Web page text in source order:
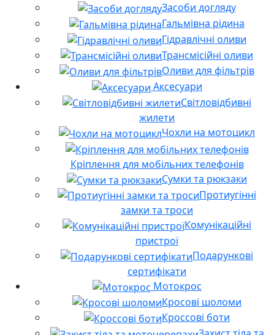
Засоби догляду
Гальмівна рідина
Гідравлічні оливи
Трансмісійні оливи
Оливи для фільтрів
Аксесуари
Світловідбивні
жилети
Чохли на мотоцикл
Кріплення для мобільних телефонів
Сумки та рюкзаки
Протиугінні
замки та троси
Комунікаційні
пристрої
Подарункові
сертифікати
Мотокрос
Кросові шоломи
Кроссові боти